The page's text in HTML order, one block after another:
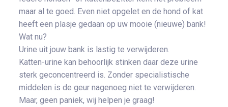
maar al te goed. Even niet opgelet en de hond of kat
heeft een plasje gedaan op uw mooie (nieuwe) bank!
Wat nu?
Urine uit jouw bank is lastig te verwijderen.
Katten-urine kan behoorlijk stinken daar deze urine
sterk geconcentreerd is. Zonder specialistische
middelen is de geur nagenoeg niet te verwijderen.
Maar, geen paniek, wij helpen je graag!